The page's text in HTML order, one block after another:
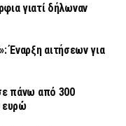
γιατί δήλωναν
Έναρξη αιτήσεων για
πάνω από 300
ευρώ